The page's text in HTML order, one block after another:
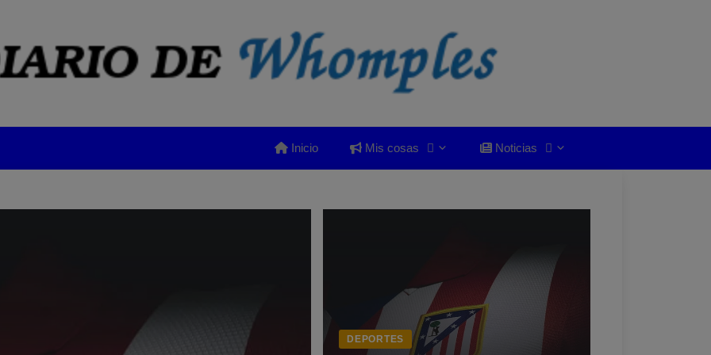
Inicio Mis cosas Noticias
DEPORTES